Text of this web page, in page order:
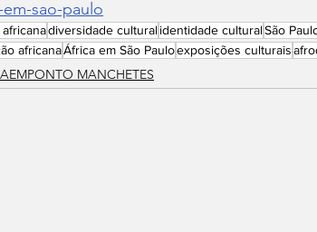
em-sao-paulo
diversidade culturalidentidade culturalSão
africanaÁfrica em São Pauloexposições culturais
MANCHETES